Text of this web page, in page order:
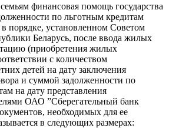
финансовая помощь государства
по льготным кредитам
в порядке, установленном Советом
Беларусь, после ввода жилых
(приобретения жилых
с количеством
детей на дату заключения
и суммой задолженности по
на дату представления
ОАО ”Сберегательный банк
необходимых для ее
в следующих размерах: